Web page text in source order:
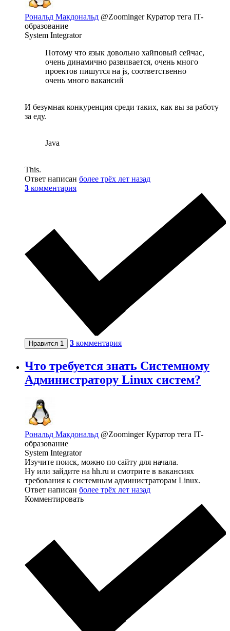
Рональд Макдональд @ZoomingerКуратор тега IT-
образование
System Integrator
Потому что язык довольно хайповый сейчас,
очень динамично развивается, очень много
проектов пишутся на js, соответственно
очень много вакансий
И безумная конкуренция среди таких, как вы за работу
за еду.
Java
This.
Ответ написан более трёх лет назад
3 комментария
Нравится 1 3 комментария
Что требуется знать Системному
Администратору Linux систем?
Рональд Макдональд @ZoomingerКуратор тега IT-
образование
System Integrator
Изучите поиск, можно по сайту для начала.
Ну или зайдите на hh.ru и смотрите в вакансиях
требования к системным администраторам Linux.
Ответ написан более трёх лет назад
Комментировать